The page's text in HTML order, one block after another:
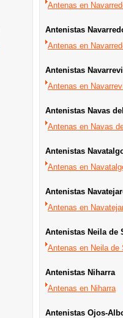
Antenas en
Antenistas
Antenas en
Antenistas
Antenas en
Antenistas Navas
Antenas en Navas
Antenistas
Antenas en
Antenistas
Antenas en
Antenistas Neila de
Antenas en Neila de
Antenistas Niharra
Antenas en Niharra
Antenistas Ojos-